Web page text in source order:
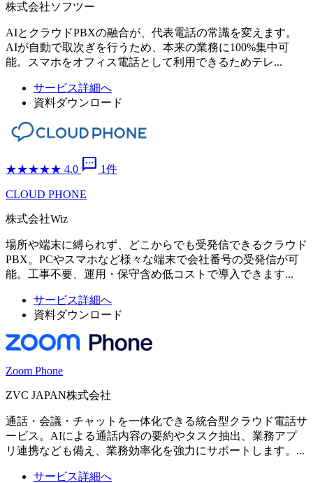
株式会社ソフツー
AIとクラウドPBXの融合が、代表電話の常識を変えます。
AIが自動で取次ぎを行うため、本来の業務に100%集中可
能。スマホをオフィス電話として利用できるためテレ...
サービス詳細へ
資料ダウンロード
★★★★★ 4.0 sms 1件
CLOUD PHONE
株式会社Wiz
場所や端末に縛られず、どこからでも受発信できるクラウド
PBX。PCやスマホなど様々な端末で会社番号の受発信が可
能。工事不要、運用・保守含め低コストで導入できます...
サービス詳細へ
資料ダウンロード
Zoom Phone
ZVC JAPAN株式会社
通話・会議・チャットを一体化できる統合型クラウド電話サ
ービス。AIによる通話内容の要約やタスク抽出、業務アプ
リ連携なども備え、業務効率化を強力にサポートします。...
サービス詳細へ